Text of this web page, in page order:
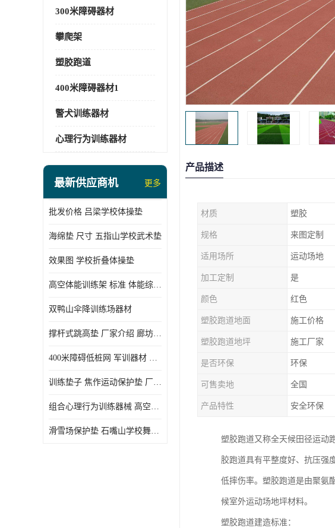
300米障碍器材
攀爬架
塑胶跑道
400米障碍器材1
警犬训练器材
心理行为训练器材
最新供应商机 更多
批发价格 吕梁学校体操垫
海绵垫 尺寸 五指山学校武术垫
效果图 学校折叠体操垫
高空体能训练架 标准 体能综合训练架
双鸭山伞降训练场器材
撑杆式跳高垫 厂家介绍 廊坊舞蹈室体操垫
400米障碍低桩网 军训器材 厂家实物图
训练垫子 焦作运动保护垫 厂家销售
组合心理行为训练器械 高空拓展训练架 守信厂家
滑雪场保护垫 石嘴山学校舞蹈垫
产品描述
材质 塑胶
规格 来图定制
适用场所 运动场地
加工定制 是
颜色 红色
塑胶跑道地面 施工价格
塑胶跑道地坪 施工厂家
是否环保 环保
可售卖地 全国
产品特性 安全环保
塑胶跑道又称全天候田径运动
胶跑道具有平整度好、抗压强
低摔伤率。塑胶跑道是由聚氨
候室外运动场地坪材料。
塑胶跑道建造标准：